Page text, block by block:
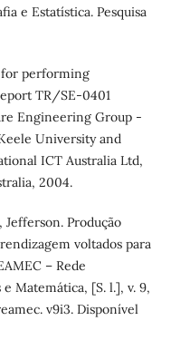
e Estatística. Pesquisa
for performing
TR/SE-0401
Engineering Group -
University and
ICT Australia Ltd,
2004.
Jefferson. Produção
voltados para
– Rede
Matemática, [S. l.], v. 9,
v9i3. Disponível